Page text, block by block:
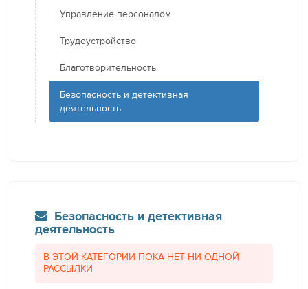
Управление персоналом
Трудоустройство
Благотворительность
Безопасность и детективная
деятельность
Безопасность и детективная
деятельность
В ЭТОЙ КАТЕГОРИИ ПОКА НЕТ НИ ОДНОЙ
РАССЫЛКИ